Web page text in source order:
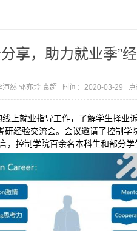
享，助力就业季”
沛然 郭亦玲 袁超 时间：2020-03-29 点
上就业指导工作，了解学生择业
经验交流会。会议邀请了控制
控制学院百余名本科生和部分学